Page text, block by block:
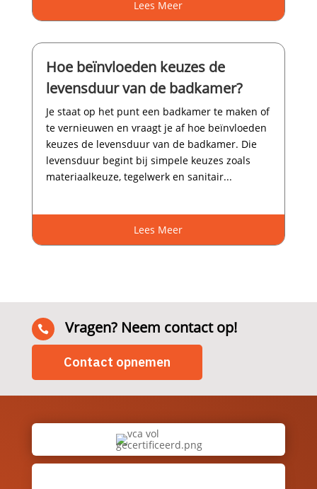
Lees Meer
Hoe beïnvloeden keuzes de
levensduur van de badkamer?
Je staat op het punt een badkamer te maken of
te vernieuwen en vraagt je af hoe beïnvloeden
keuzes de levensduur van de badkamer.​ Die
levensduur begint bij simpele keuzes zoals
materiaalkeuze, tegelwerk en sanitair...
Lees Meer
 Vragen? Neem contact op!
Contact opnemen